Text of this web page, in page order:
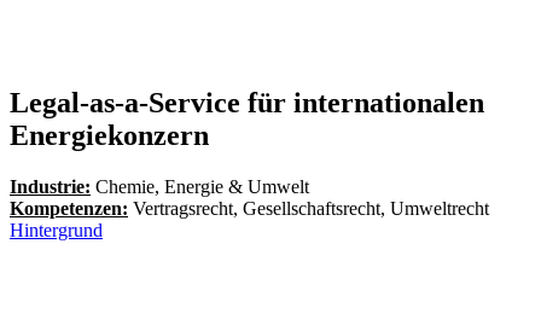
Legal-as-a-Service für internationalen
Energiekonzern
Industrie: Chemie, Energie & Umwelt
Kompetenzen: Vertragsrecht, Gesellschaftsrecht, Umweltrecht
Hintergrund